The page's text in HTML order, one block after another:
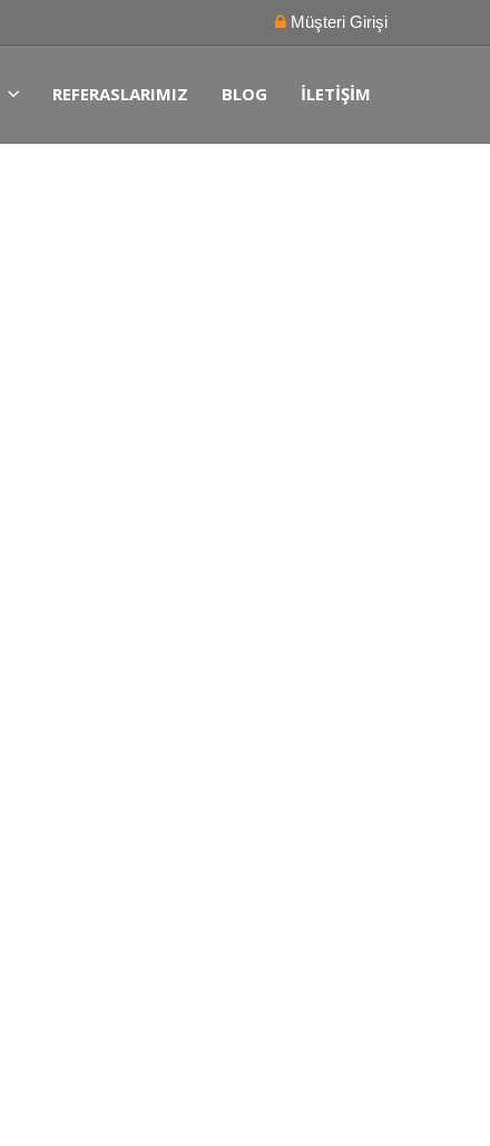
Müşteri Girişi
REFERASLARIMIZ BLOG İLETIŞIM